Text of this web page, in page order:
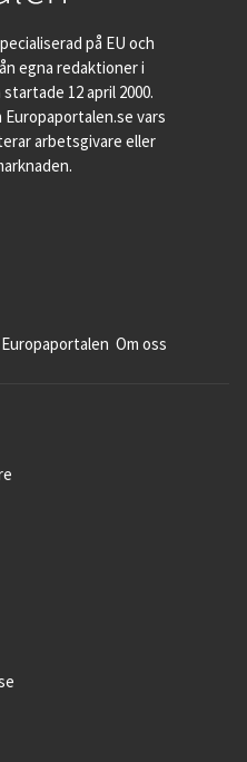
på EU och
egna redaktioner i
12 april 2000.
vars
arbetsgivare eller
Om oss